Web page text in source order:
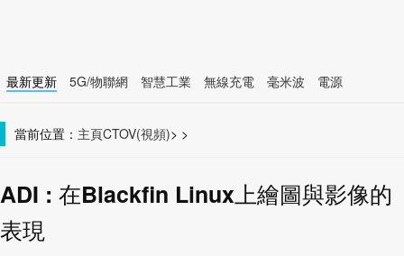
最新更新 5G/物聯網 智慧工業 無線充電 毫米波
電源
當前位置： 主頁 >
CTOV(視頻) >
ADI : 在Blackfin Linux上繪圖與影像的
表現